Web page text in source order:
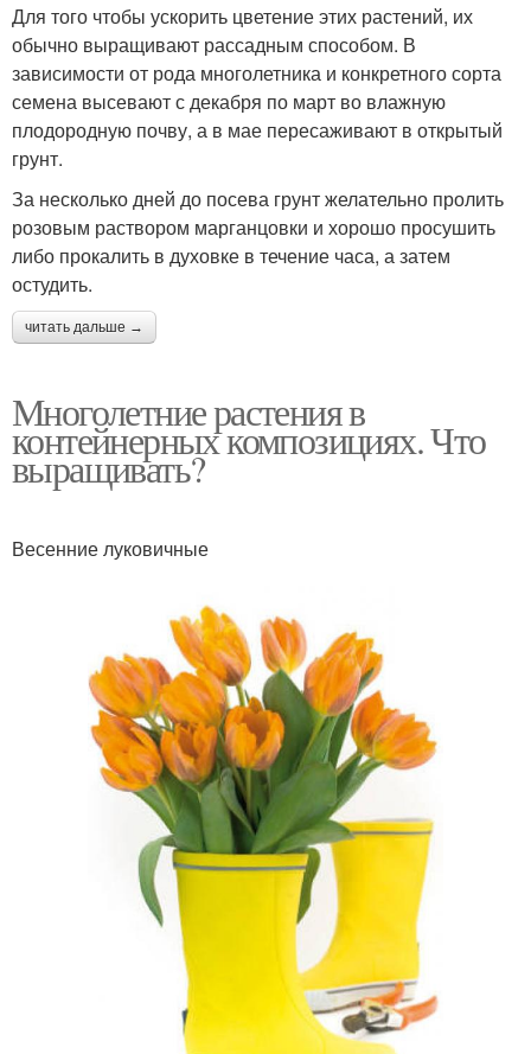
Для того чтобы ускорить цветение этих растений, их
обычно выращивают рассадным способом. В
зависимости от рода многолетника и конкретного сорта
семена высевают с декабря по март во влажную
плодородную почву, а в мае пересаживают в открытый
грунт.
За несколько дней до посева грунт желательно пролить
розовым раствором марганцовки и хорошо просушить
либо прокалить в духовке в течение часа, а затем
остудить.
читать дальше →
Многолетние растения в
контейнерных композициях. Что
выращивать?
Весенние луковичные